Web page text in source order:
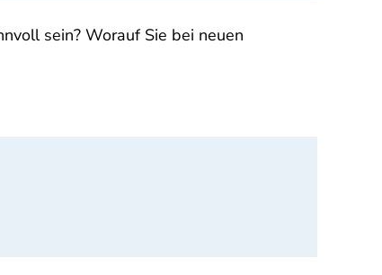
sein? Worauf Sie bei neuen